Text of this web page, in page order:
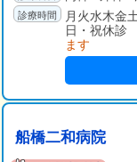
月火水木金
日・祝休診
ます
船橋二和病院